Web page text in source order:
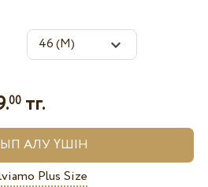
00тг.
Plus Size